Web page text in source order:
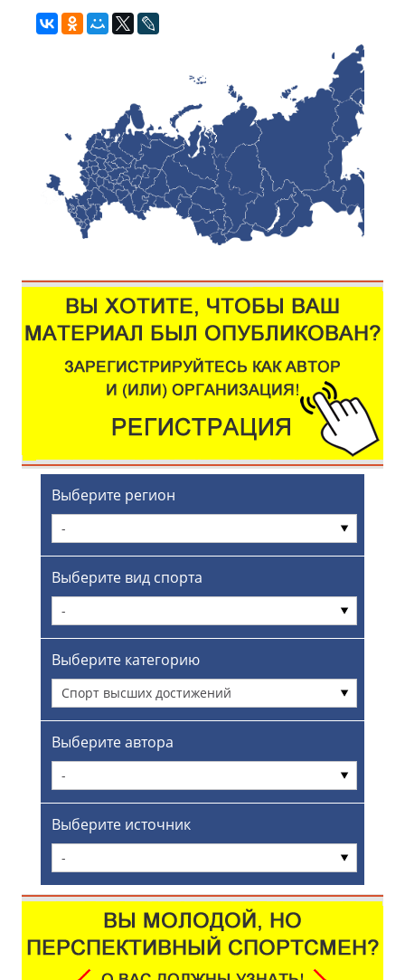
Выберите регион
-
Выберите вид спорта
-
Выберите категорию
Спорт высших достижений
Выберите автора
-
Выберите источник
-